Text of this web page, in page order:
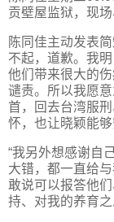
贡壁屋监狱，现
陈同佳主动发表
不起，道歉。我
他们带来很大的
谴责。所以我愿
首，回去台湾服
怀，也让晓颖能够
“我另外想感谢自
大错，都一直给
敢说可以报答他
持、对我的养育之